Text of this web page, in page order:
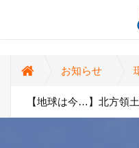
お知らせ
【地球は今…】北方領